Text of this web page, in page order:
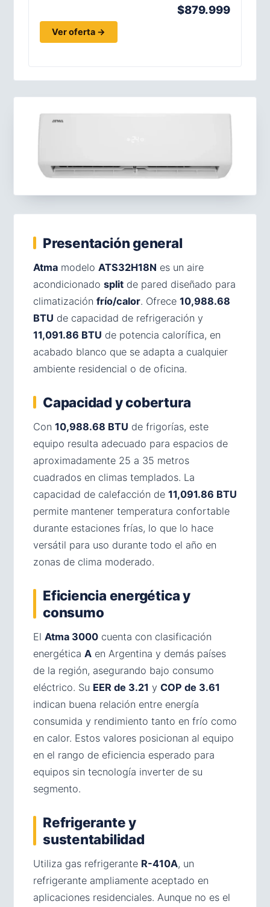
$879.999
Ver oferta →
Presentación general
Atma modelo ATS32H18N es un aire
acondicionado split de pared diseñado para
climatización frío/calor. Ofrece 10,988.68
BTU de capacidad de refrigeración y
11,091.86 BTU de potencia calorífica, en
acabado blanco que se adapta a cualquier
ambiente residencial o de oficina.
Capacidad y cobertura
Con 10,988.68 BTU de frigorías, este
equipo resulta adecuado para espacios de
aproximadamente 25 a 35 metros
cuadrados en climas templados. La
capacidad de calefacción de 11,091.86 BTU
permite mantener temperatura confortable
durante estaciones frías, lo que lo hace
versátil para uso durante todo el año en
zonas de clima moderado.
Eficiencia energética y
consumo
El Atma 3000 cuenta con clasificación
energética A en Argentina y demás países
de la región, asegurando bajo consumo
eléctrico. Su EER de 3.21 y COP de 3.61
indican buena relación entre energía
consumida y rendimiento tanto en frío como
en calor. Estos valores posicionan al equipo
en el rango de eficiencia esperado para
equipos sin tecnología inverter de su
segmento.
Refrigerante y
sustentabilidad
Utiliza gas refrigerante R-410A, un
refrigerante ampliamente aceptado en
aplicaciones residenciales. Aunque no es el